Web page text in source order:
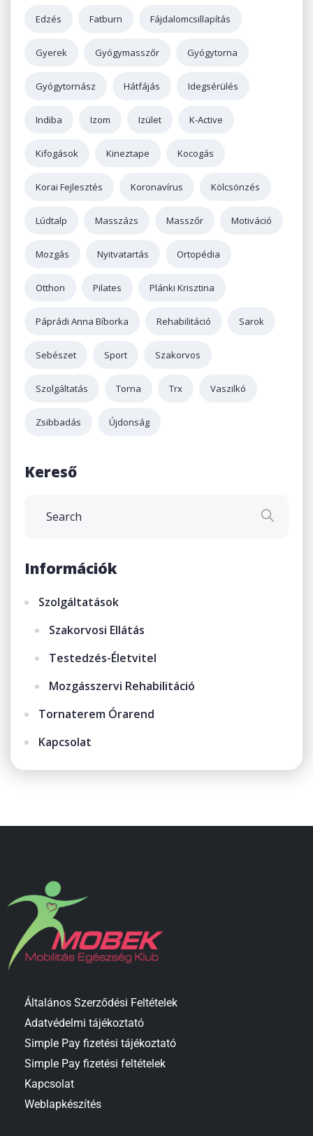
Edzés Fatburn Fájdalomcsillapítás
Gyerek Gyógymasszőr Gyógytorna
Gyógytornász Hátfájás Idegsérülés
Indiba Izom Izület K-Active
Kifogások Kineztape Kocogás
Korai Fejlesztés Koronavírus Kölcsönzés
Lúdtalp Masszázs Masszőr Motiváció
Mozgás Nyitvatartás Ortopédia
Otthon Pilates Plánki Krisztina
Páprádi Anna Bíborka Rehabilitáció Sarok
Sebészet Sport Szakorvos
Szolgáltatás Torna Trx Vaszilkó
Zsibbadás Újdonság
Kereső
Információk
Szolgáltatások
Szakorvosi Ellátás
Testedzés-Életvitel
Mozgásszervi Rehabilitáció
Tornaterem Órarend
Kapcsolat
Általános Szerződési Feltételek
Adatvédelmi tájékoztató
Simple Pay fizetési tájékoztató
Simple Pay fizetési feltételek
Kapcsolat
Weblapkészítés